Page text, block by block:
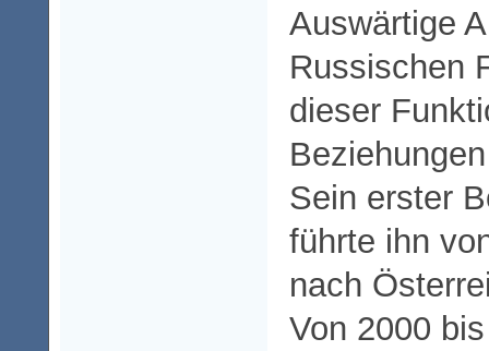
Auswärtige
Russischen
dieser
Sein erster
führte ihn
nach
Von 2000